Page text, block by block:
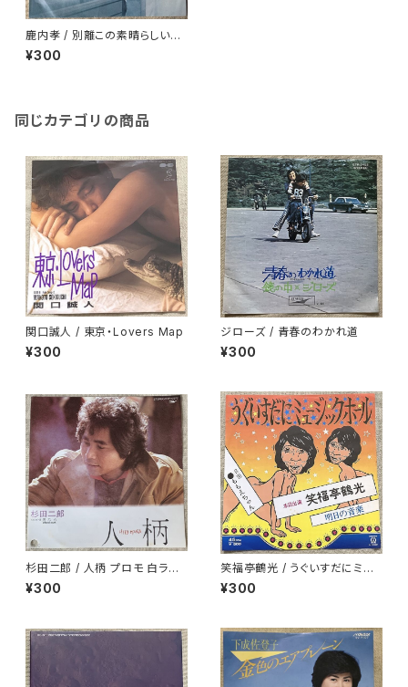
鹿内孝 / 別離この素晴らしい愛
の日に
¥300
同じカテゴリの商品
関口誠人 / 東京・Lovers Map
¥300
ジローズ / 青春のわかれ道
¥300
杉田二郎 / 人柄 プロモ 白ラベ
ル
¥300
笑福亭鶴光 / うぐいすだにミュ
ージックホール
¥300